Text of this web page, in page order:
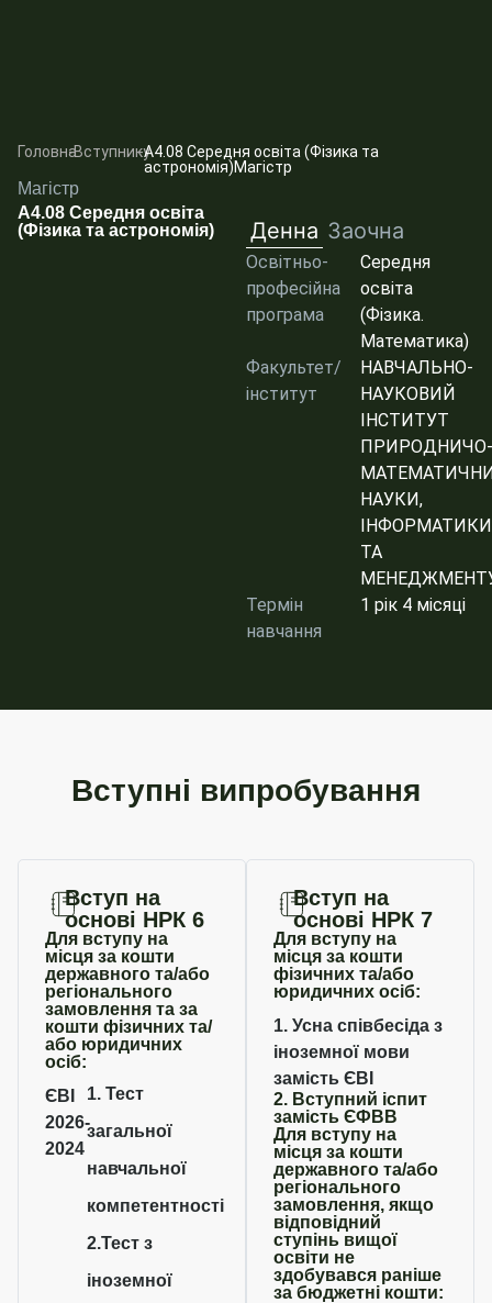
Головна
-Вступнику
-А4.08 Середня освіта (Фізика та
астрономія)Магістр
Магістр
А4.08 Середня освіта
(Фізика та астрономія)
Денна Заочна
Освітньо-
професійна
програма
Середня
освіта
(Фізика.
Математика)
Факультет/
інститут
НАВЧАЛЬНО-
НАУКОВИЙ
ІНСТИТУТ
ПРИРОДНИЧО-
НАУКИ,
ІНФОРМАТИКИ
ТА
Термін
навчання
1 рік 4 місяці
Вступні випробування
Вступ на
основі НРК 6
Для вступу на
місця за кошти
державного та/або
регіонального
замовлення та за
кошти фізичних та/
або юридичних
осіб:
ЄВІ
2026-
2024
1. Тест
загальної
навчальної
компетентності
2.Тест з
іноземної
Вступ на
основі НРК 7
Для вступу на
місця за кошти
фізичних та/або
юридичних осіб:
1. Усна співбесіда з
іноземної мови
замість ЄВІ
2. Вступний іспит
замість ЄФВВ
Для вступу на
місця за кошти
державного та/або
регіонального
замовлення, якщо
відповідний
ступінь вищої
освіти не
здобувався раніше
за бюджетні кошти: